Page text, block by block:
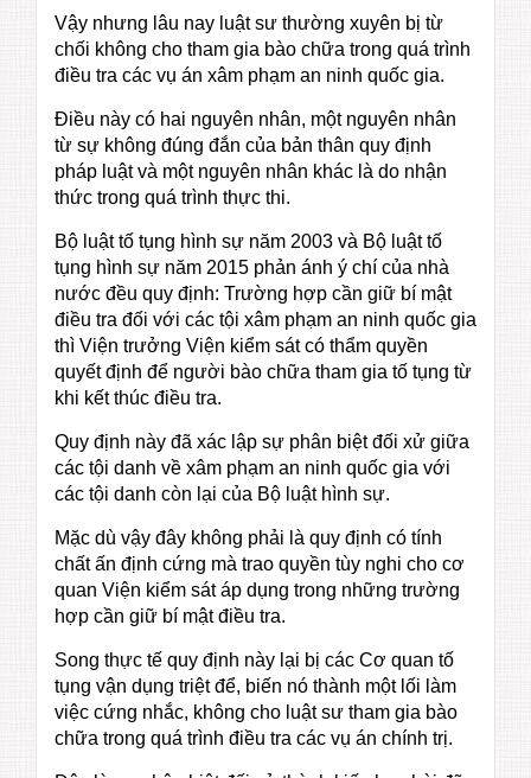
Vậy nhưng lâu nay luật sư thường xuyên bị từ
chối không cho tham gia bào chữa trong quá trình
điều tra các vụ án xâm phạm an ninh quốc gia.
Điều này có hai nguyên nhân, một nguyên nhân
từ sự không đúng đắn của bản thân quy định
pháp luật và một nguyên nhân khác là do nhận
thức trong quá trình thực thi.
Bộ luật tố tụng hình sự năm 2003 và Bộ luật tố
tụng hình sự năm 2015 phản ánh ý chí của nhà
nước đều quy định: Trường hợp cần giữ bí mật
điều tra đối với các tội xâm phạm an ninh quốc gia
thì Viện trưởng Viện kiểm sát có thẩm quyền
quyết định để người bào chữa tham gia tố tụng từ
khi kết thúc điều tra.
Quy định này đã xác lập sự phân biệt đối xử giữa
các tội danh về xâm phạm an ninh quốc gia với
các tội danh còn lại của Bộ luật hình sự.
Mặc dù vậy đây không phải là quy định có tính
chất ấn định cứng mà trao quyền tùy nghi cho cơ
quan Viện kiểm sát áp dụng trong những trường
hợp cần giữ bí mật điều tra.
Song thực tế quy định này lại bị các Cơ quan tố
tụng vận dụng triệt để, biến nó thành một lối làm
việc cứng nhắc, không cho luật sư tham gia bào
chữa trong quá trình điều tra các vụ án chính trị.